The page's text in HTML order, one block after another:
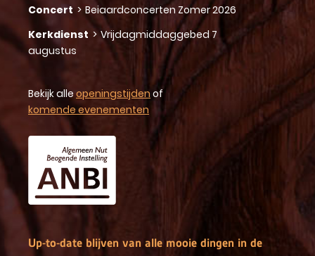
Concert > Beiaardconcerten Zomer 2026
Kerkdienst > Vrijdagmiddaggebed 7
augustus
Bekijk alle openingstijden of
komende evenementen
Up-to-date blijven van alle mooie dingen in de